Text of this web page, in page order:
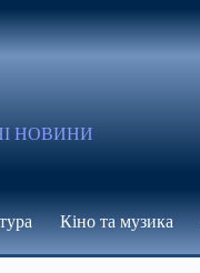
НОВИНИ
Кіно та музика